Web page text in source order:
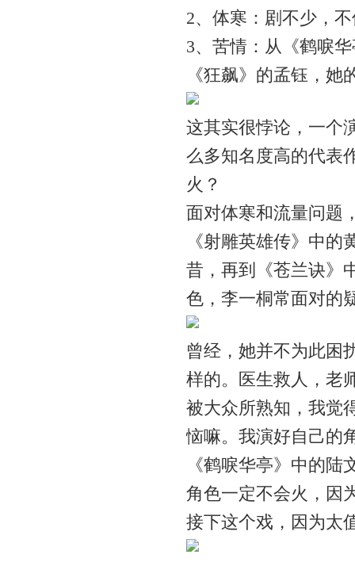
2、体寒：剧不少，
3、苦情：从《鹤唳
《狂飙》的孟钰，
这其实很悖论，一个
么多知名度高的代表
火？
面对体寒和流量问题
《射雕英雄传》中
昔，再到《苍兰诀》
色，李一桐常面对的
曾经，她并不为此困
样的。医生救人，老
被大众所熟知，我觉
恼嘛。我演好自己的
《鹤唳华亭》中的
角色一定不会火，因
接下这个戏，因为太